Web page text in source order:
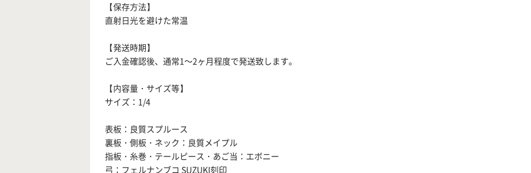
【保存方法】
直射日光を避けた常温
【発送時期】
ご入金確認後、通常1～2ヶ月程度で発送致します。
【内容量・サイズ等】
サイズ：1/4
表板：良質スプルース
裏板・側板・ネック：良質メイプル
指板・糸巻・テールピース・あご当：エボニー
弓：フェルナンブコ SUZUKI刻印